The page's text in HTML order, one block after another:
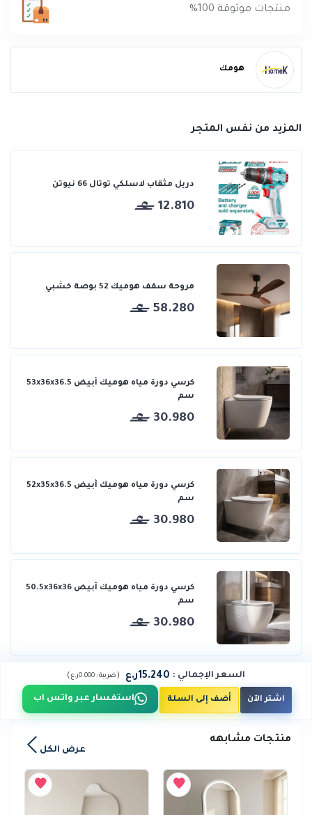
منتجات موثوقة 100%
هومك
المزيد من نفس المتجر
دريل مثقاب لاسلكي توتال 66 نيوتن
12.810
مروحة سقف هوميك 52 بوصة خشبي
58.280
كرسي دورة مياه هوميك أبيض 53x36x36.5
سم
30.980
كرسي دورة مياه هوميك أبيض 52x35x36.5
سم
30.980
كرسي دورة مياه هوميك أبيض 50.5x36x36
سم
30.980
السعر الإجمالي : 15.240ر.ع (ضريبة : 0.000ر.ع )
اشتر الآن أضف إلى السلة استفسار عبر واتس اب
منتجات مشابهه
عرض الكل